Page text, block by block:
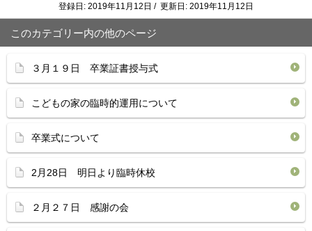
登録日: 2019年11月12日 / 更新日: 2019年11月12日
このカテゴリー内の他のページ
３月１９日 卒業証書授与式
こどもの家の臨時的運用について
卒業式について
2月28日 明日より臨時休校
２月２７日 感謝の会